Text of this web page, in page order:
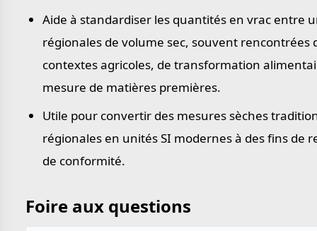
Aide à standardiser les quantités en vrac entre
régionales de volume sec, souvent rencontrées
contextes agricoles, de transformation
mesure de matières premières.
Utile pour convertir des mesures sèches
régionales en unités SI modernes à des fins de
de conformité.
Foire aux questions